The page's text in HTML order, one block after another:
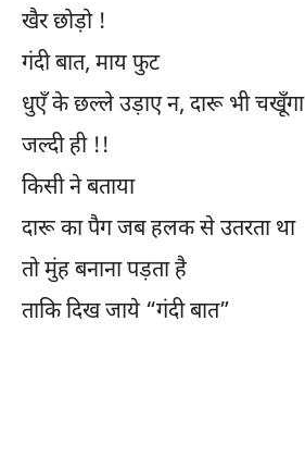
खैर छोड़ो !
गंदी बात, माय फुट
धुएँ के छल्ले उड़ाए न, दारू भी चखूँगा
जल्दी ही !!
किसी ने बताया
दारू का पैग जब हलक से उतरता था
तो मुंह बनाना पड़ता है
ताकि दिख जाये “गंदी बात”